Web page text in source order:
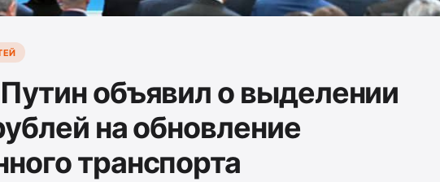
объявил о выделении
на обновление
транспорта